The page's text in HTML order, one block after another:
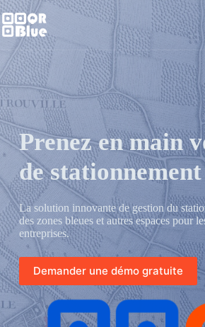
Passer
au
contenu
Prenez en main
de stationnement
La solution innovante de gestion du
des zones bleues et autres espaces pour
entreprises.
Demander une démo gratuite